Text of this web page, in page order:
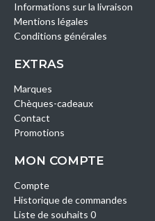
Informations sur la livraison
Mentions légales
Conditions générales
EXTRAS
Marques
Chèques-cadeaux
Contact
Promotions
MON COMPTE
Compte
Historique de commandes
Liste de souhaits 0